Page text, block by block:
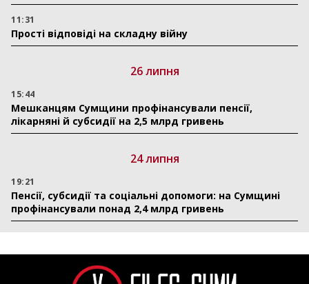
11:31
Прості відповіді на складну війну
26 липня
15:44
Мешканцям Сумщини профінансували пенсії,
лікарняні й субсидії на 2,5 млрд гривень
24 липня
19:21
Пенсії, субсидії та соціальні допомоги: на Сумщині
профінансували понад 2,4 млрд гривень